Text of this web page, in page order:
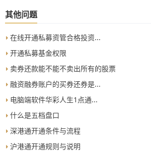
身份证件交易时间前往营业部柜
其他问题
在线开通私募资管合格投资...
开通私募基金权限
卖券还款能不能不卖出所有的股票
融资融券账户的买券还券是...
电脑端软件华彩人生1点通...
什么是五档盘口
深港通开通条件与流程
沪港通开通规则与说明